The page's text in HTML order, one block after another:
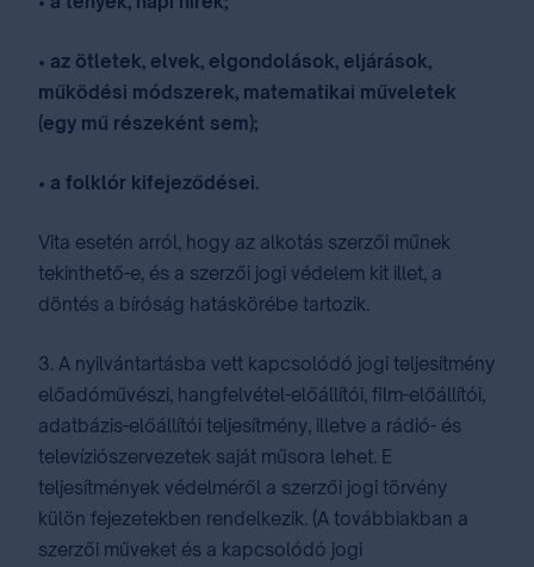
• az ötletek, elvek, elgondolások, eljárások,
működési módszerek, matematikai műveletek
(egy mű részeként sem);
• a folklór kifejeződései.
Vita esetén arról, hogy az alkotás szerzői műnek
tekinthető-e, és a szerzői jogi védelem kit illet, a
döntés a bíróság hatáskörébe tartozik.
3. A nyilvántartásba vett kapcsolódó jogi teljesítmény
előadóművészi, hangfelvétel-előállítói, film-előállítói,
adatbázis-előállítói teljesítmény, illetve a rádió- és
televíziószervezetek saját műsora lehet. E
teljesítmények védelméről a szerzői jogi törvény
külön fejezetekben rendelkezik. (A továbbiakban a
szerzői műveket és a kapcsolódó jogi